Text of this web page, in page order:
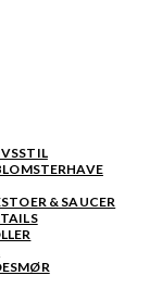
& SAUCER